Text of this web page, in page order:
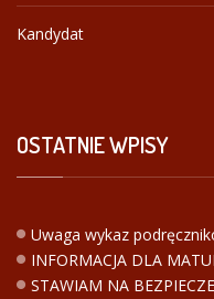
Kandydat
OSTATNIEWPISY
Uwaga wykaz
INFORMACJA DLA
STAWIAM NA